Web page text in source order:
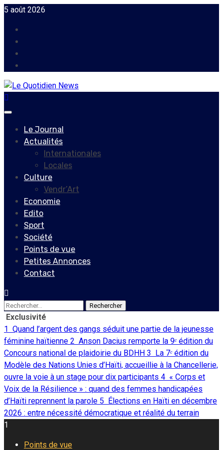
Skip
content
5 août 2026
Primary
Le Journal
Actualités
Internationales
Locales
Culture
Vendr’Art
Economie
Edito
Sport
Société
Points de vue
Petites Annonces
Contact
Rechercher :
Exclusivité
1 Quand l’argent des gangs séduit une partie de la jeunesse
féminine haïtienne 2 Anson Dacius remporte la 9ᵉ édition du
Concours national de plaidoirie du BDHH 3 La 7ᵉ édition du
Modèle des Nations Unies d’Haïti, accueillie à la Chancellerie,
ouvre la voie à un stage pour dix participants 4 « Corps et
Voix de la Résilience » : quand des femmes handicapées
d’Haïti reprennent la parole 5 Élections en Haïti en décembre
2026 : entre nécessité démocratique et réalité du terrain
1
Points de vue